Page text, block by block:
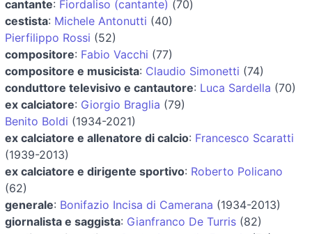
cantante: Fiordaliso (cantante) (70)
cestista: Michele Antonutti (40)
Pierfilippo Rossi (52)
compositore: Fabio Vacchi (77)
compositore e musicista: Claudio Simonetti (74)
conduttore televisivo e cantautore: Luca Sardella (70)
ex calciatore: Giorgio Braglia (79)
Benito Boldi (1934-2021)
ex calciatore e allenatore di calcio: Francesco Scaratti
(1939-2013)
ex calciatore e dirigente sportivo: Roberto Policano
(62)
generale: Bonifazio Incisa di Camerana (1934-2013)
giornalista e saggista: Gianfranco De Turris (82)